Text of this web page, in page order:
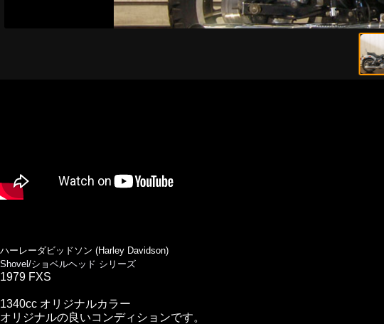
ハーレーダビッドソン (Harley Davidson)
Shovel/ショベルヘッド シリーズ
1979 FXS
1340cc オリジナルカラー
オリジナルの良いコンディションです。